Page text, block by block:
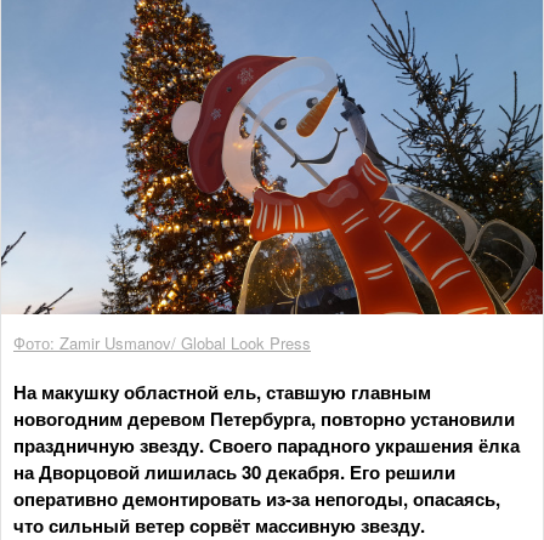
Фото: Zamir Usmanov/ Global Look Press
На макушку областной ель, ставшую главным
новогодним деревом Петербурга, повторно установили
праздничную звезду. Своего парадного украшения ёлка
на Дворцовой лишилась 30 декабря. Его решили
оперативно демонтировать из-за непогоды, опасаясь,
что сильный ветер сорвёт массивную звезду.